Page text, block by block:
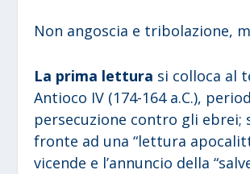
Non angoscia e tribolazione,
La prima lettura si colloca al
Antioco IV (174-164 a.C.),
persecuzione contro gli ebrei;
fronte ad una “lettura
vicende e l’annuncio della